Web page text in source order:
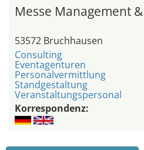
Messe Management
53572 Bruchhausen
Consulting
Eventagenturen
Personalvermittlung
Standgestaltung
Veranstaltungspersonal
Korrespondenz: